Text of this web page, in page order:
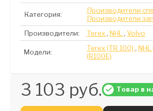
Категория:
Производители
Производители
Производители:
Terex , NHL , Volvo
Модели: Terex (TR 100) , NHL
(R100E)
3 103 руб. Товар в